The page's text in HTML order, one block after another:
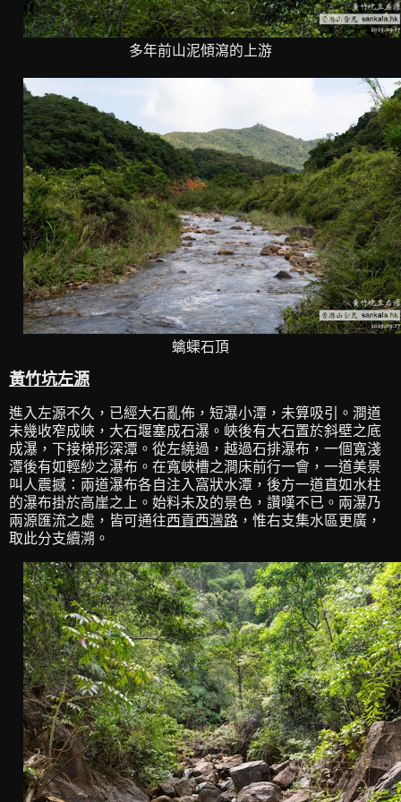
多年前山泥傾瀉的上游
蠄蟝石頂
黃竹坑左源
進入左源不久，已經大石亂佈，短瀑小潭，未算吸引。澗道
未幾收窄成峽，大石堰塞成石瀑。峽後有大石置於斜壁之底
成瀑，下接梯形深潭。從左繞過，越過石排瀑布，一個寬淺
潭後有如輕紗之瀑布。在寬峽槽之澗床前行一會，一道美景
叫人震撼：兩道瀑布各自注入窩狀水潭，後方一道直如水柱
的瀑布掛於高崖之上。始料未及的景色，讚嘆不已。兩瀑乃
兩源匯流之處，皆可通往西貢西灣路 ，惟右支集水區更廣，
取此分支續溯。